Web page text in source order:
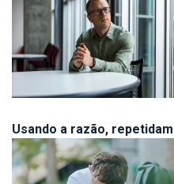
Usando a razão,